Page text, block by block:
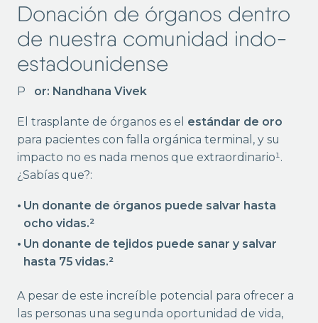
Donación de órganos dentro
de nuestra comunidad indo-
estadounidense
Por: Nandhana Vivek
El trasplante de órganos es el estándar de oro
para pacientes con falla orgánica terminal, y su
impacto no es nada menos que extraordinario¹.
¿Sabías que?:
Un donante de órganos puede salvar hasta
ocho vidas.²
Un donante de tejidos puede sanar y salvar
hasta 75 vidas.²
A pesar de este increíble potencial para ofrecer a
las personas una segunda oportunidad de vida,